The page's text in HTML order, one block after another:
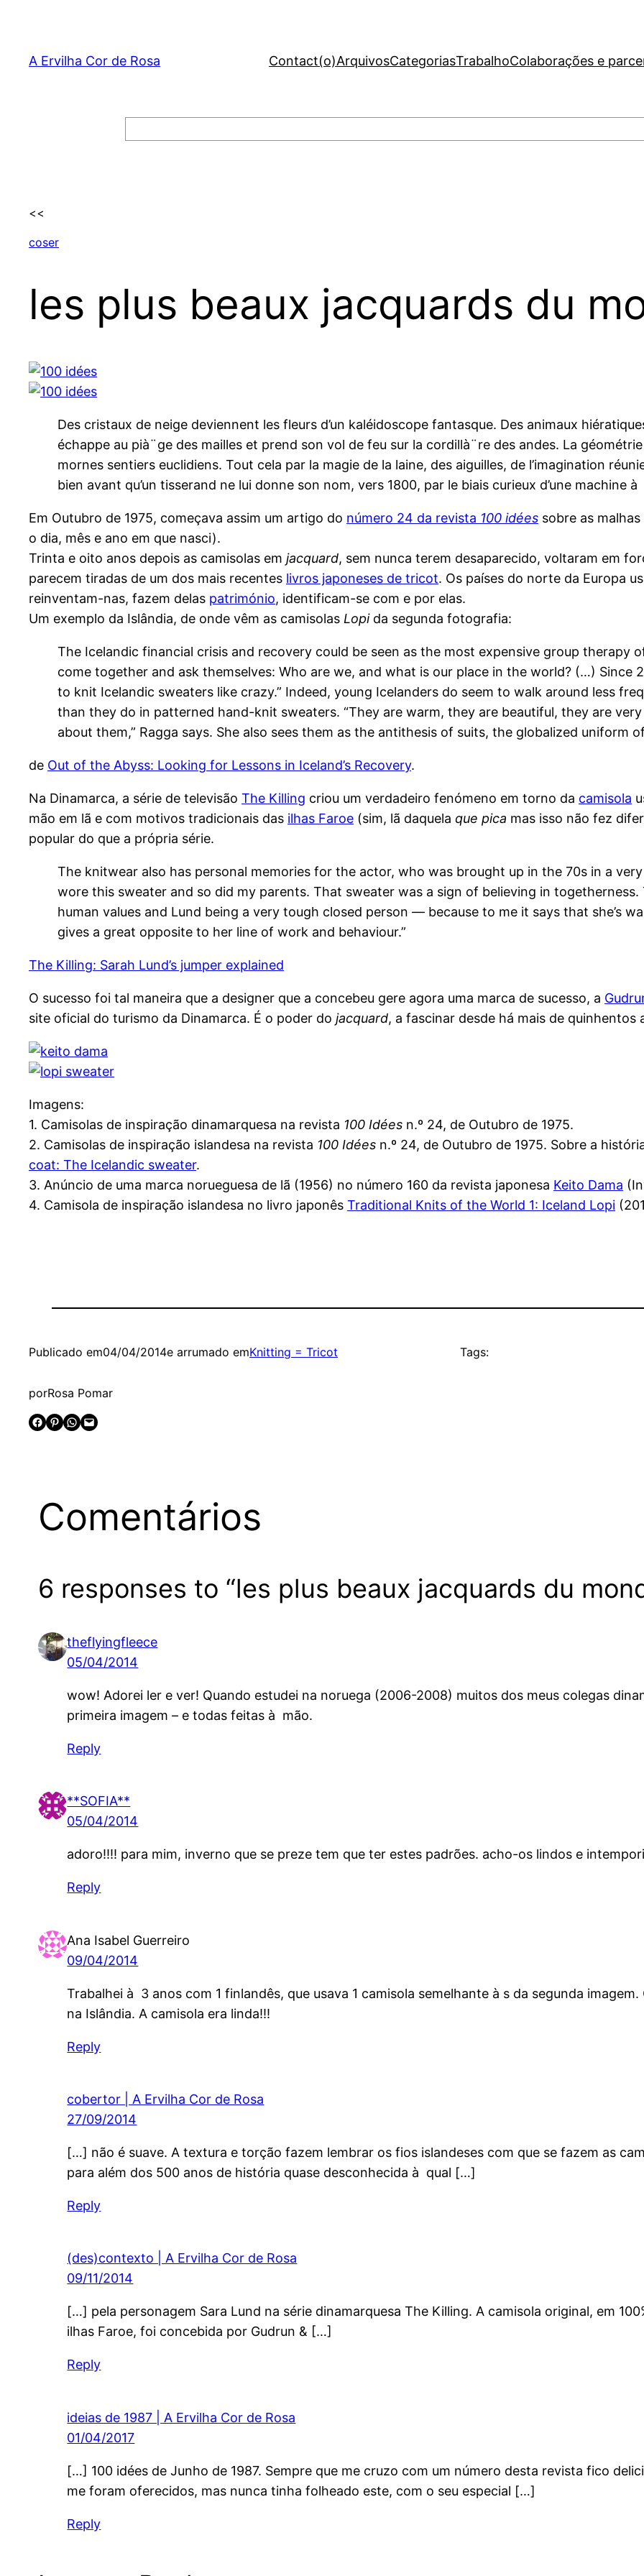
content
A Ervilha Cor de Rosa Contact(o)ArquivosCategoriasTrabalhoColaborações e
<<
coser
les plus beaux jacquards du
Des cristaux de neige deviennent les fleurs d’un kaléidoscope fantasque. Des animaux
échappe au pià¨ge des mailles et prend son vol de feu sur la cordillà¨re des andes. La
mornes sentiers euclidiens. Tout cela par la magie de la laine, des aiguilles, de l’imagination
bien avant qu’un tisserand ne lui donne son nom, vers 1800, par le biais curieux d’une machine
Em Outubro de 1975, começava assim um artigo do número 24 da revista 100 idées sobre as
o dia, mês e ano em que nasci).
Trinta e oito anos depois as camisolas em jacquard, sem nunca terem desaparecido, voltaram em
parecem tiradas de um dos mais recentes livros japoneses de tricot. Os países do norte da Europa
reinventam-nas, fazem delas património, identificam-se com e por elas.
Um exemplo da Islândia, de onde vêm as camisolas Lopida segunda fotografia:
The Icelandic financial crisis and recovery could be seen as the most expensive group therapy
come together and ask themselves: Who are we, and what is our place in the world? (…) Since
to knit Icelandic sweaters like crazy.” Indeed, young Icelanders do seem to walk around less
than they do in patterned hand-knit sweaters. “They are warm, they are beautiful, they are
about them,” Ragga says. She also sees them as the antithesis of suits, the globalized uniform
de Out of the Abyss: Looking for Lessons in Iceland’s Recovery.
Na Dinamarca, a série de televisão The Killing criou um verdadeiro fenómeno em torno da camisola
mão em lã e com motivos tradicionais das ilhas Faroe (sim, lã daquela que pica mas isso não fez
popular do que a própria série.
The knitwear also has personal memories for the actor, who was brought up in the 70s in a
wore this sweater and so did my parents. That sweater was a sign of believing in
human values and Lund being a very tough closed person — because to me it says that she’s
gives a great opposite to her line of work and behaviour.”
The Killing: Sarah Lund’s jumper explained
O sucesso foi tal maneira que a designer que a concebeu gere agora uma marca de sucesso, a
site oficial do turismo da Dinamarca. É o poder do jacquard, a fascinar desde há mais de quinhentos
Imagens:
1. Camisolas de inspiração dinamarquesa na revista 100 Idées n.º 24, de Outubro de 1975.
2. Camisolas de inspiração islandesa na revista 100 Idées n.º 24, de Outubro de 1975. Sobre a
coat: The Icelandic sweater.
3. Anúncio de uma marca norueguesa de lã (1956) no número 160 da revista japonesa Keito Dama
4. Camisola de inspiração islandesa no livro japonês Traditional Knits of the World 1: Iceland Lopi
Publicado em04/04/2014e arrumado emKnitting = Tricot
porRosa Pomar
Share on Facebook
Share on Pinterest Share on WhatsApp Email this Page
Tags:
Comentários
6 responses to “les plus beaux jacquards du
theflyingfleece
05/04/2014
wow! Adorei ler e ver! Quando estudei na noruega (2006-2008) muitos dos meus colegas
primeira imagem – e todas feitas à mão.
Reply
**SOFIA**
05/04/2014
adoro!!!! para mim, inverno que se preze tem que ter estes padrões. acho-os lindos e
Reply
Ana Isabel Guerreiro
09/04/2014
Trabalhei à 3 anos com 1 finlandês, que usava 1 camisola semelhante à s da segunda
na Islândia. A camisola era linda!!!
Reply
cobertor | A Ervilha Cor de Rosa
27/09/2014
[…] não é suave. A textura e torção fazem lembrar os fios islandeses com que se fazem as
para além dos 500 anos de história quase desconhecida à qual […]
Reply
(des)contexto | A Ervilha Cor de Rosa
09/11/2014
[…] pela personagem Sara Lund na série dinamarquesa The Killing. A camisola original, em
ilhas Faroe, foi concebida por Gudrun & […]
Reply
ideias de 1987 | A Ervilha Cor de Rosa
01/04/2017
[…] 100 idées de Junho de 1987. Sempre que me cruzo com um número desta revista fico
me foram oferecidos, mas nunca tinha folheado este, com o seu especial […]
Reply